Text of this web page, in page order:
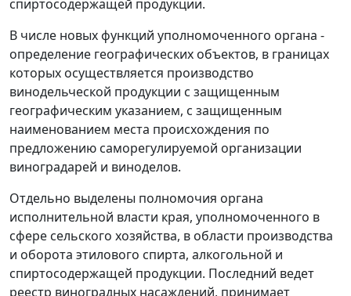
спиртосодержащей продукции.
В числе новых функций уполномоченного органа -
определение географических объектов, в границах
которых осуществляется производство
винодельческой продукции с защищенным
географическим указанием, с защищенным
наименованием места происхождения по
предложению саморегулируемой организации
виноградарей и виноделов.
Отдельно выделены полномочия органа
исполнительной власти края, уполномоченного в
сфере сельского хозяйства, в области производства
и оборота этилового спирта, алкогольной и
спиртосодержащей продукции. Последний ведет
реестр виноградных насаждений, принимает